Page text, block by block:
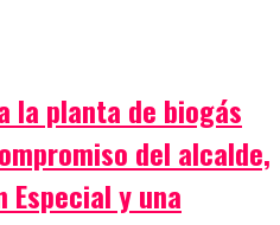
la planta de biogás
del alcalde,
Especial y una